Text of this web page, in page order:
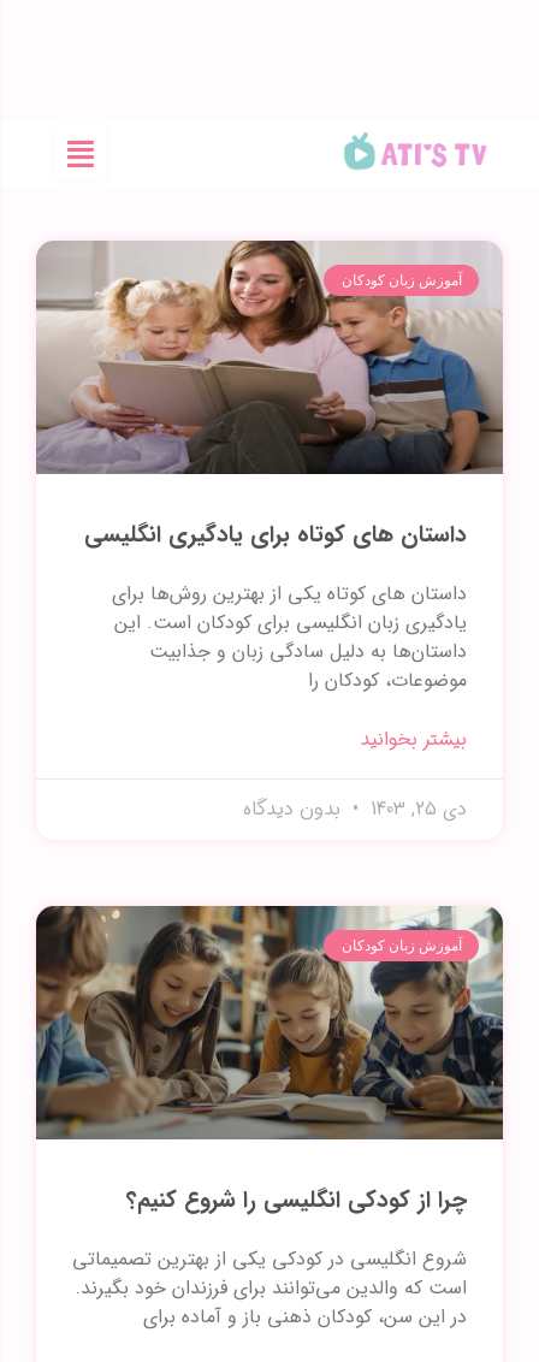
آموزش زبان کودکان
داستان‌ های کوتاه برای یادگیری انگلیسی
داستان های کوتاه یکی از بهترین روش‌ها برای
یادگیری زبان انگلیسی برای کودکان است. این
داستان‌ها به دلیل سادگی زبان و جذابیت
موضوعات، کودکان را
بیشتر بخوانید
دی 25, 1403 بدون دیدگاه
آموزش زبان کودکان
چرا از کودکی انگلیسی را شروع کنیم؟
شروع انگلیسی در کودکی یکی از بهترین تصمیماتی
است که والدین می‌توانند برای فرزندان خود بگیرند.
در این سن، کودکان ذهنی باز و آماده برای